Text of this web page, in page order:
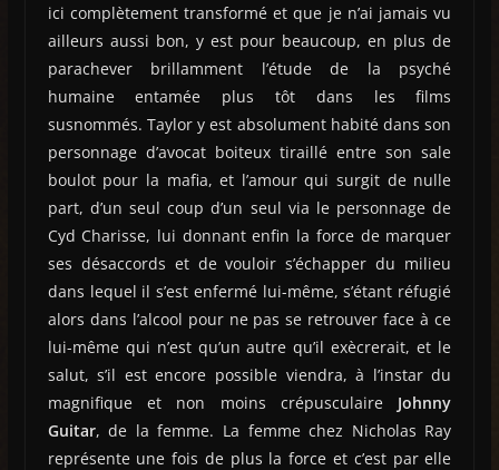
ici complètement transformé et que je n’ai jamais vu
ailleurs aussi bon, y est pour beaucoup, en plus de
parachever brillamment l’étude de la psyché
humaine entamée plus tôt dans les films
susnommés. Taylor y est absolument habité dans son
personnage d’avocat boiteux tiraillé entre son sale
boulot pour la mafia, et l’amour qui surgit de nulle
part, d’un seul coup d’un seul via le personnage de
Cyd Charisse, lui donnant enfin la force de marquer
ses désaccords et de vouloir s’échapper du milieu
dans lequel il s’est enfermé lui-même, s’étant réfugié
alors dans l’alcool pour ne pas se retrouver face à ce
lui-même qui n’est qu’un autre qu’il exècrerait, et le
salut, s’il est encore possible viendra, à l’instar du
magnifique et non moins crépusculaire Johnny
Guitar, de la femme. La femme chez Nicholas Ray
représente une fois de plus la force et c’est par elle